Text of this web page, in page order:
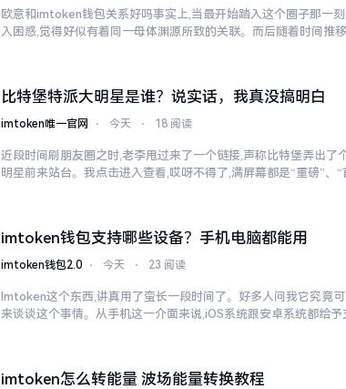
欧意和imtoken钱包关系好吗事实上,当最开始踏入这个圈子那一
入困惑,觉得好似有着同一母体渊源所致的关联。而后随着时间推
比特堡特派大明星是谁？说实话，我真没搞明白
imtoken唯一官网 ⋅ 今天 ⋅ 18 阅读
近段时间刷朋友圈之时,老李甩过来了一个链接,声称比特堡弄出了
明星前来站台。我点击进入查看,哎呀不得了,满屏幕都是“重磅”、“
imtoken钱包支持哪些设备？手机电脑都能用
imtoken钱包2.0 ⋅ 今天 ⋅ 23 阅读
Imtoken这个东西,讲真用了蛮长一段时间了。好多人问我它究竟
来谈谈这个事情。从手机这一介面来说,iOS系统跟安卓系统都给予
imtoken怎么转能量 波场能量转换教程